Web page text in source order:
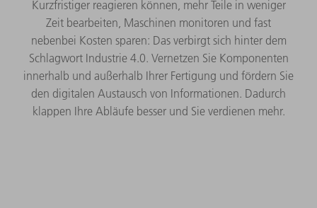
Kurzfristiger reagieren können, mehr Teile in weniger
Zeit bearbeiten, Maschinen monitoren und fast
nebenbei Kosten sparen: Das verbirgt sich hinter dem
Schlagwort Industrie 4.0. Vernetzen Sie Komponenten
innerhalb und außerhalb Ihrer Fertigung und fördern Sie
den digitalen Austausch von Informationen. Dadurch
klappen Ihre Abläufe besser und Sie verdienen mehr.